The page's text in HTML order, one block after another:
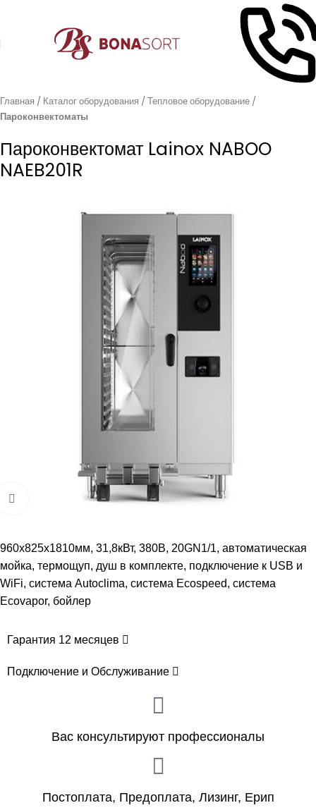
Главная Каталог оборудования
Тепловое оборудование
Пароконвектоматы
Пароконвектомат Lainox NABOO
NAEB201R
960х825х1810мм, 31,8кВт, 380В, 20GN1/1, автоматическая
мойка, термощуп, душ в комплекте, подключение к USB и
WiFi, система Autoclima, система Ecospeed, система
Ecovapor, бойлер
Гарантия 12 месяцев
Подключение и Обслуживание
Вас консультируют профессионалы
Постоплата, Предоплата, Лизинг, Ерип